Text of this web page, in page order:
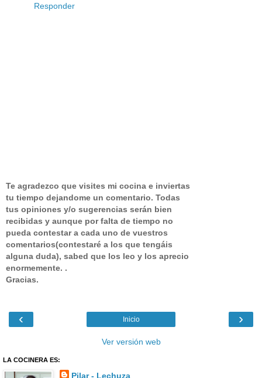
Responder
Te agradezco que visites mi cocina e inviertas
tu tiempo dejandome un comentario. Todas
tus opiniones y/o sugerencias serán bien
recibidas y aunque por falta de tiempo no
pueda contestar a cada uno de vuestros
comentarios(contestaré a los que tengáis
alguna duda), sabed que los leo y los aprecio
enormemente. .
Gracias.
‹ ›
Inicio
Ver versión web
LA COCINERA ES:
Pilar - Lechuza